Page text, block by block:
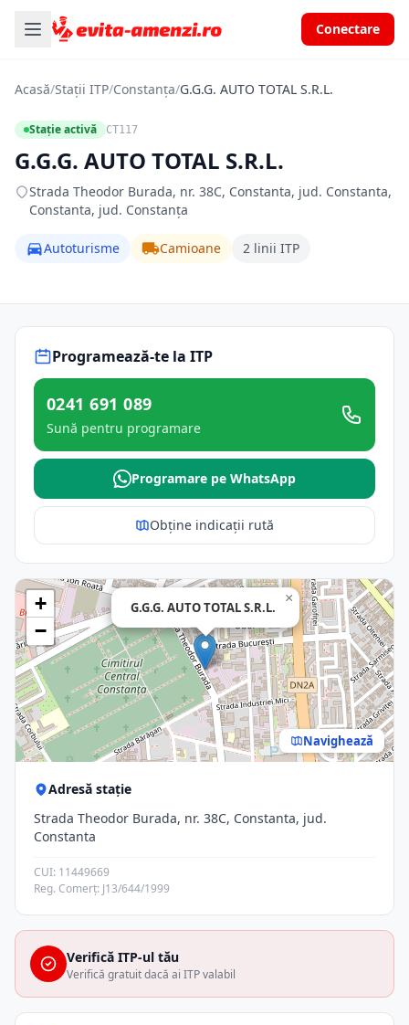
Conectare
Acasă/Stații ITP/Constanța/G.G.G. AUTO TOTAL S.R.L.
Stație activă CT117
G.G.G. AUTO TOTAL S.R.L.
Strada Theodor Burada, nr. 38C, Constanta, jud. Constanta,
Constanta, jud. Constanța
Autoturisme Camioane 2 linii ITP
Programează-te la ITP
0241 691 089
Sună pentru programare
Programare pe WhatsApp
Obține indicații rută
G.G.G. AUTO TOTAL S.R.L.
×
+
−
Navighează
Adresă stație
Strada Theodor Burada, nr. 38C, Constanta, jud.
Constanta
CUI: 11449669
Reg. Comerț: J13/644/1999
Verifică ITP-ul tău
Verifică gratuit dacă ai ITP valabil